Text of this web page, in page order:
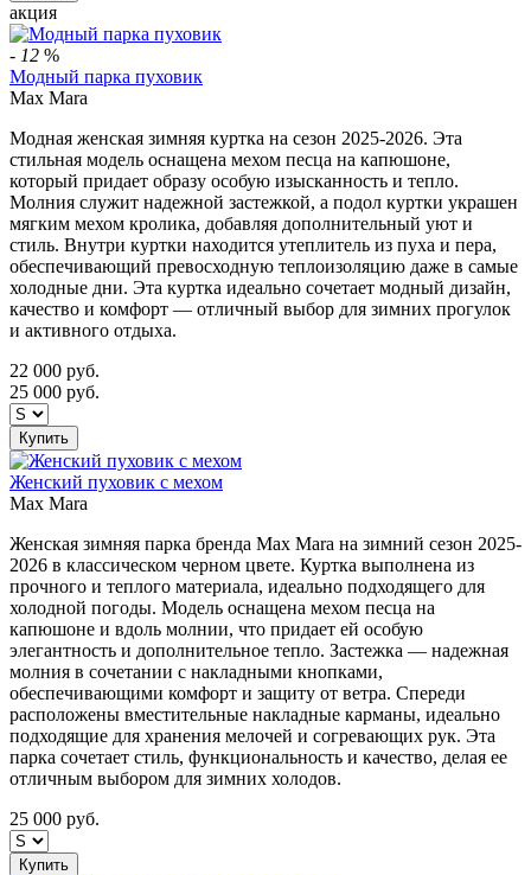
акция
- 12 %
Модный парка пуховик
Max Mara
Модная женская зимняя куртка на сезон 2025-2026. Эта
стильная модель оснащена мехом песца на капюшоне,
который придает образу особую изысканность и тепло.
Молния служит надежной застежкой, а подол куртки украшен
мягким мехом кролика, добавляя дополнительный уют и
стиль. Внутри куртки находится утеплитель из пуха и пера,
обеспечивающий превосходную теплоизоляцию даже в самые
холодные дни. Эта куртка идеально сочетает модный дизайн,
качество и комфорт — отличный выбор для зимних прогулок
и активного отдыха.
22 000 руб.
25 000 руб.
Купить
Женский пуховик с мехом
Max Mara
Женская зимняя парка бренда Max Mara на зимний сезон 2025-
2026 в классическом черном цвете. Куртка выполнена из
прочного и теплого материала, идеально подходящего для
холодной погоды. Модель оснащена мехом песца на
капюшоне и вдоль молнии, что придает ей особую
элегантность и дополнительное тепло. Застежка — надежная
молния в сочетании с накладными кнопками,
обеспечивающими комфорт и защиту от ветра. Спереди
расположены вместительные накладные карманы, идеально
подходящие для хранения мелочей и согревающих рук. Эта
парка сочетает стиль, функциональность и качество, делая ее
отличным выбором для зимних холодов.
25 000 руб.
Купить